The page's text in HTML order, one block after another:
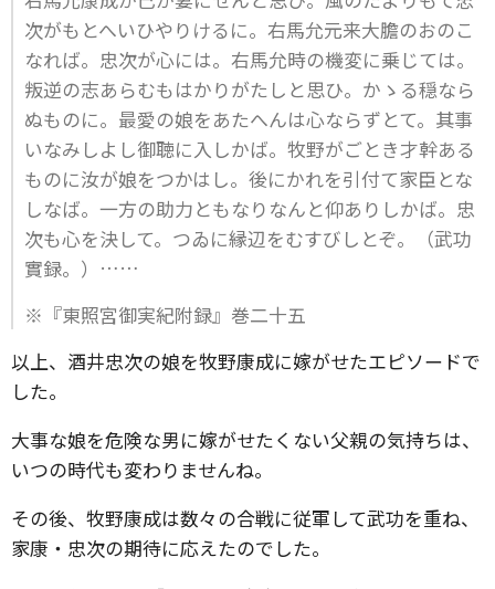
次がもとへいひやりけるに。右馬允元来大膽のおのこ
なれば。忠次が心には。右馬允時の機変に乗じては。
叛逆の志あらむもはかりがたしと思ひ。かゝる穏なら
ぬものに。最愛の娘をあたへんは心ならずとて。其事
いなみしよし御聴に入しかば。牧野がごとき才幹ある
ものに汝が娘をつかはし。後にかれを引付て家臣とな
しなば。一方の助力ともなりなんと仰ありしかば。忠
次も心を決して。つゐに縁辺をむすびしとぞ。（武功
實録。）……
※『東照宮御実紀附録』巻二十五
以上、酒井忠次の娘を牧野康成に嫁がせたエピソードで
した。
大事な娘を危険な男に嫁がせたくない父親の気持ちは、
いつの時代も変わりませんね。
その後、牧野康成は数々の合戦に従軍して武功を重ね、
家康・忠次の期待に応えたのでした。